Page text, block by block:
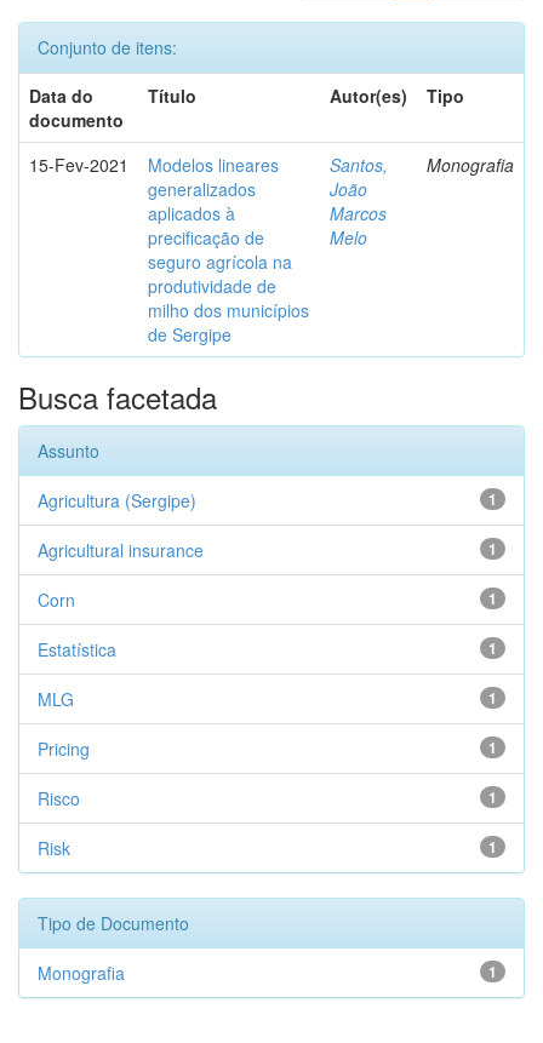
Conjunto de itens:
Data do
documento
Título Autor(es) Tipo
15-Fev-2021
Modelos lineares
generalizados
aplicados à
precificação de
seguro agrícola na
produtividade de
milho dos municípios
de Sergipe
Santos,
João
Marcos
Melo
Monografia
Busca facetada
Assunto
1
Agricultura (Sergipe)
1
Agricultural insurance
1
Corn
1
Estatística
1
MLG
1
Pricing
1
Risco
1
Risk
Tipo de Documento
1
Monografia